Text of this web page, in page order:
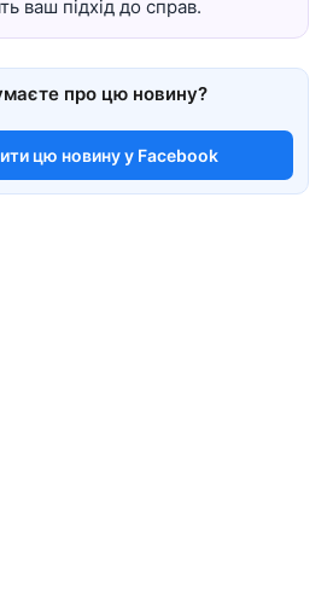
ваш підхід до справ.
про цю новину?
цю новину у Facebook